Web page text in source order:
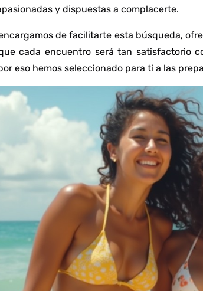
y dispuestas a complacerte.
de facilitarte esta búsqueda,
cada encuentro será tan satisfactorio
eso hemos seleccionado para ti a las